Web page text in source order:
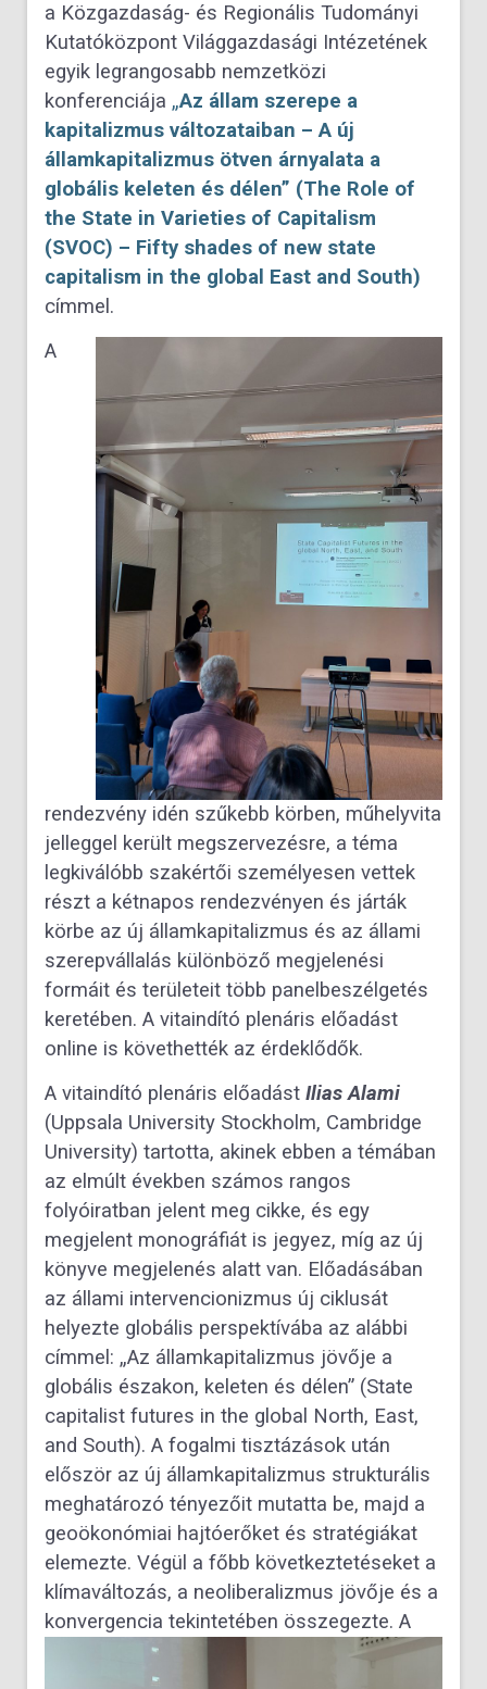
a Közgazdaság- és Regionális Tudományi
Kutatóközpont Világgazdasági Intézetének
egyik legrangosabb nemzetközi
konferenciája „Az állam szerepe a
kapitalizmus változataiban – A új
államkapitalizmus ötven árnyalata a
globális keleten és délen” (The Role of
the State in Varieties of Capitalism
(SVOC) – Fifty shades of new state
capitalism in the global East and South)
címmel.
A
rendezvény idén szűkebb körben, műhelyvita
jelleggel került megszervezésre, a téma
legkiválóbb szakértői személyesen vettek
részt a kétnapos rendezvényen és járták
körbe az új államkapitalizmus és az állami
szerepvállalás különböző megjelenési
formáit és területeit több panelbeszélgetés
keretében. A vitaindító plenáris előadást
online is követhették az érdeklődők.
A vitaindító plenáris előadást Ilias Alami
(Uppsala University Stockholm, Cambridge
University) tartotta, akinek ebben a témában
az elmúlt években számos rangos
folyóiratban jelent meg cikke, és egy
megjelent monográfiát is jegyez, míg az új
könyve megjelenés alatt van. Előadásában
az állami intervencionizmus új ciklusát
helyezte globális perspektívába az alábbi
címmel: „Az államkapitalizmus jövője a
globális északon, keleten és délen” (State
capitalist futures in the global North, East,
and South). A fogalmi tisztázások után
először az új államkapitalizmus strukturális
meghatározó tényezőit mutatta be, majd a
geoökonómiai hajtóerőket és stratégiákat
elemezte. Végül a főbb következtetéseket a
klímaváltozás, a neoliberalizmus jövője és a
konvergencia tekintetében összegezte. A